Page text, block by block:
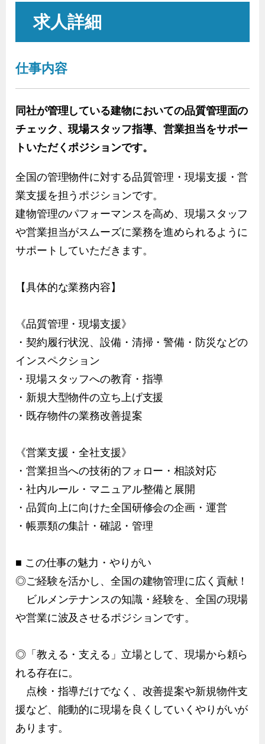
求人詳細
仕事内容
同社が管理している建物においての品質管理面の
チェック、現場スタッフ指導、営業担当をサポー
トいただくポジションです。
全国の管理物件に対する品質管理・現場支援・営
業支援を担うポジションです。
建物管理のパフォーマンスを高め、現場スタッフ
や営業担当がスムーズに業務を進められるように
サポートしていただきます。
【具体的な業務内容】
《品質管理・現場支援》
・契約履行状況、設備・清掃・警備・防災などの
インスペクション
・現場スタッフへの教育・指導
・新規大型物件の立ち上げ支援
・既存物件の業務改善提案
《営業支援・全社支援》
・営業担当への技術的フォロー・相談対応
・社内ルール・マニュアル整備と展開
・品質向上に向けた全国研修会の企画・運営
・帳票類の集計・確認・管理
■ この仕事の魅力・やりがい
◎ご経験を活かし、全国の建物管理に広く貢献！
ビルメンテナンスの知識・経験を、全国の現場
や営業に波及させるポジションです。
◎「教える・支える」立場として、現場から頼ら
れる存在に。
点検・指導だけでなく、改善提案や新規物件支
援など、能動的に現場を良くしていくやりがいが
あります。